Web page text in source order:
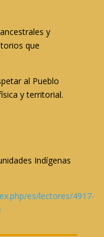
y
que
al Pueblo
y territorial.
Indígenas
es/lectores/4917-